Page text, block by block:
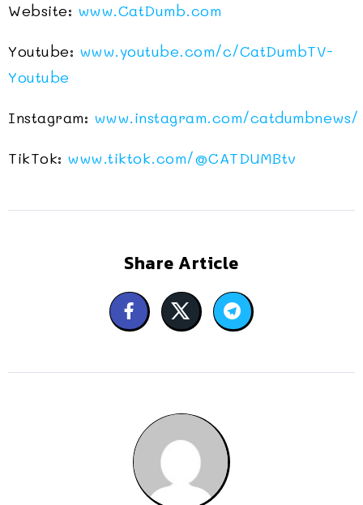
Website: www.CatDumb.com
Youtube: www.youtube.com/c/CatDumbTV-
Youtube
Instagram: www.instagram.com/catdumbnews/
TikTok: www.tiktok.com/@CATDUMBtv
Share Article